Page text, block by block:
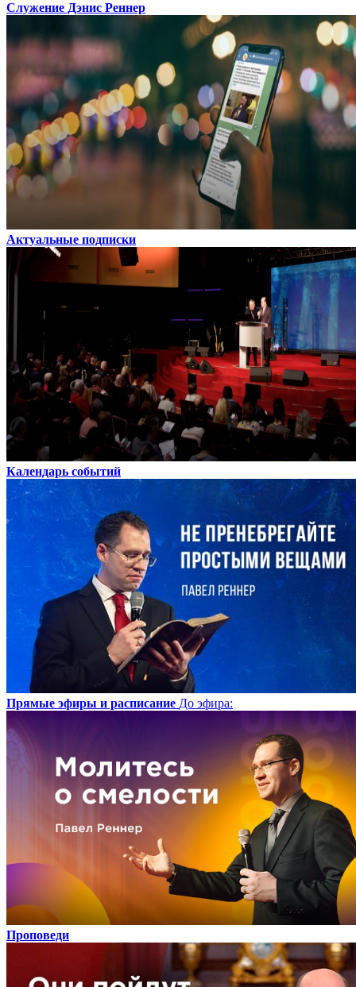
Служение Дэнис Реннер
Актуальные подписки
Календарь событий
Прямые эфиры и расписание До эфира:
Проповеди